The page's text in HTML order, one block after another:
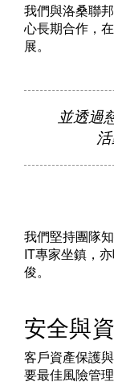
我們與洛桑聯
心長期合作，
展。
並透過
我們堅持團隊
IT專家坐鎮，
俊。
安全與
客戶資產保護
要最佳風險管